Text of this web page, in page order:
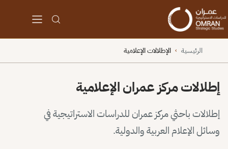
الرئيسية › الإطلالات الإعلامية
إطلالات مركز عمران الإعلامية
إطلالات باحثي مركز عمران للدراسات الاستراتيجية في
وسائل الإعلام العربية والدولية.